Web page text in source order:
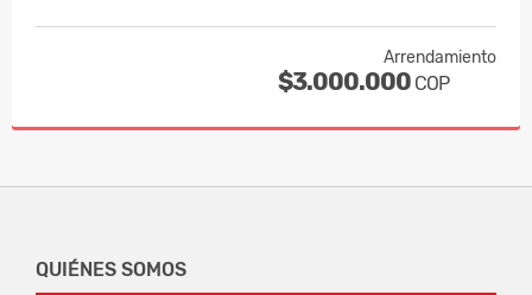
Arrendamiento
$3.000.000 COP
QUIÉNES SOMOS